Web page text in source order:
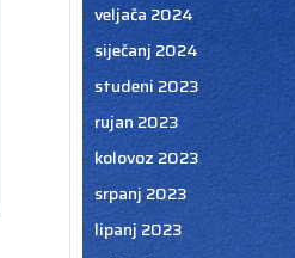
veljača 2024
siječanj 2024
studeni 2023
rujan 2023
kolovoz 2023
srpanj 2023
lipanj 2023